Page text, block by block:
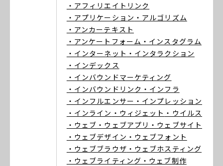
・アフィリエイトリンク
・アプリケーション ・アルゴリズム
・アンカーテキスト
・アンケートフォーム ・インスタグラム
・インターネット ・インタラクション
・インデックス
・インバウンドマーケティング
・インバウンドリンク ・インフラ
・インフルエンサー ・インプレッション
・インライン ・ウィジェット ・ウイルス
・ウェブ ・ウェブアプリ ・ウェブサイト
・ウェブデザイン ・ウェブフォント
・ウェブブラウザ ・ウェブホスティング
・ウェブライティング ・ウェブ制作